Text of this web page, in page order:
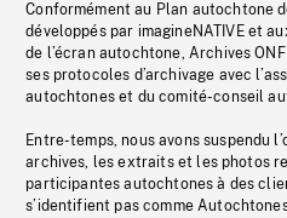
Conformément au Plan autochtone
développés par imagineNATIVE et
de l’écran autochtone, Archives
ses protocoles d’archivage avec
autochtones et du comité-conseil
Entre-temps, nous avons suspendu
archives, les extraits et les photos
participantes autochtones à des
s’identifient pas comme